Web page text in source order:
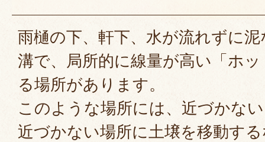
雨樋の下、軒下、水が流れずに
溝で、局所的に線量が高い「ホ
る場所があります。
このような場所には、近づかな
近づかない場所に土壌を移動す